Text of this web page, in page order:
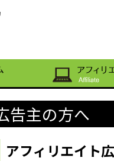
告主の方へ
アフィリエイト